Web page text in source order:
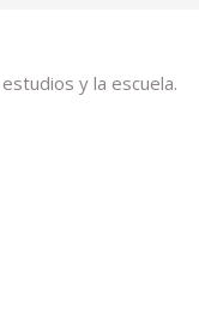
y la escuela.